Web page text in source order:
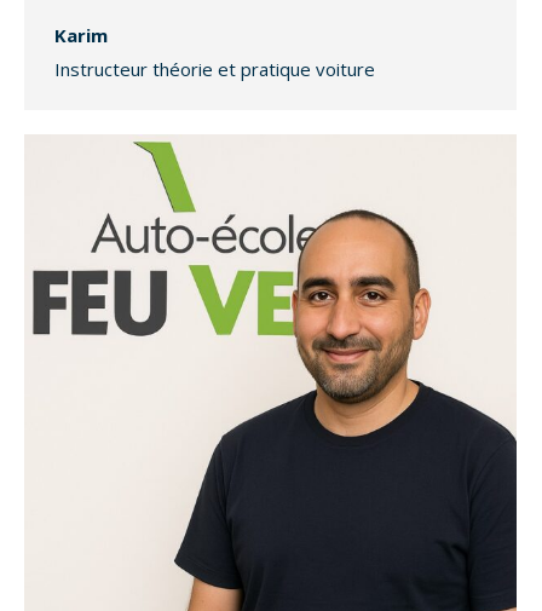
Karim
Instructeur théorie et pratique voiture